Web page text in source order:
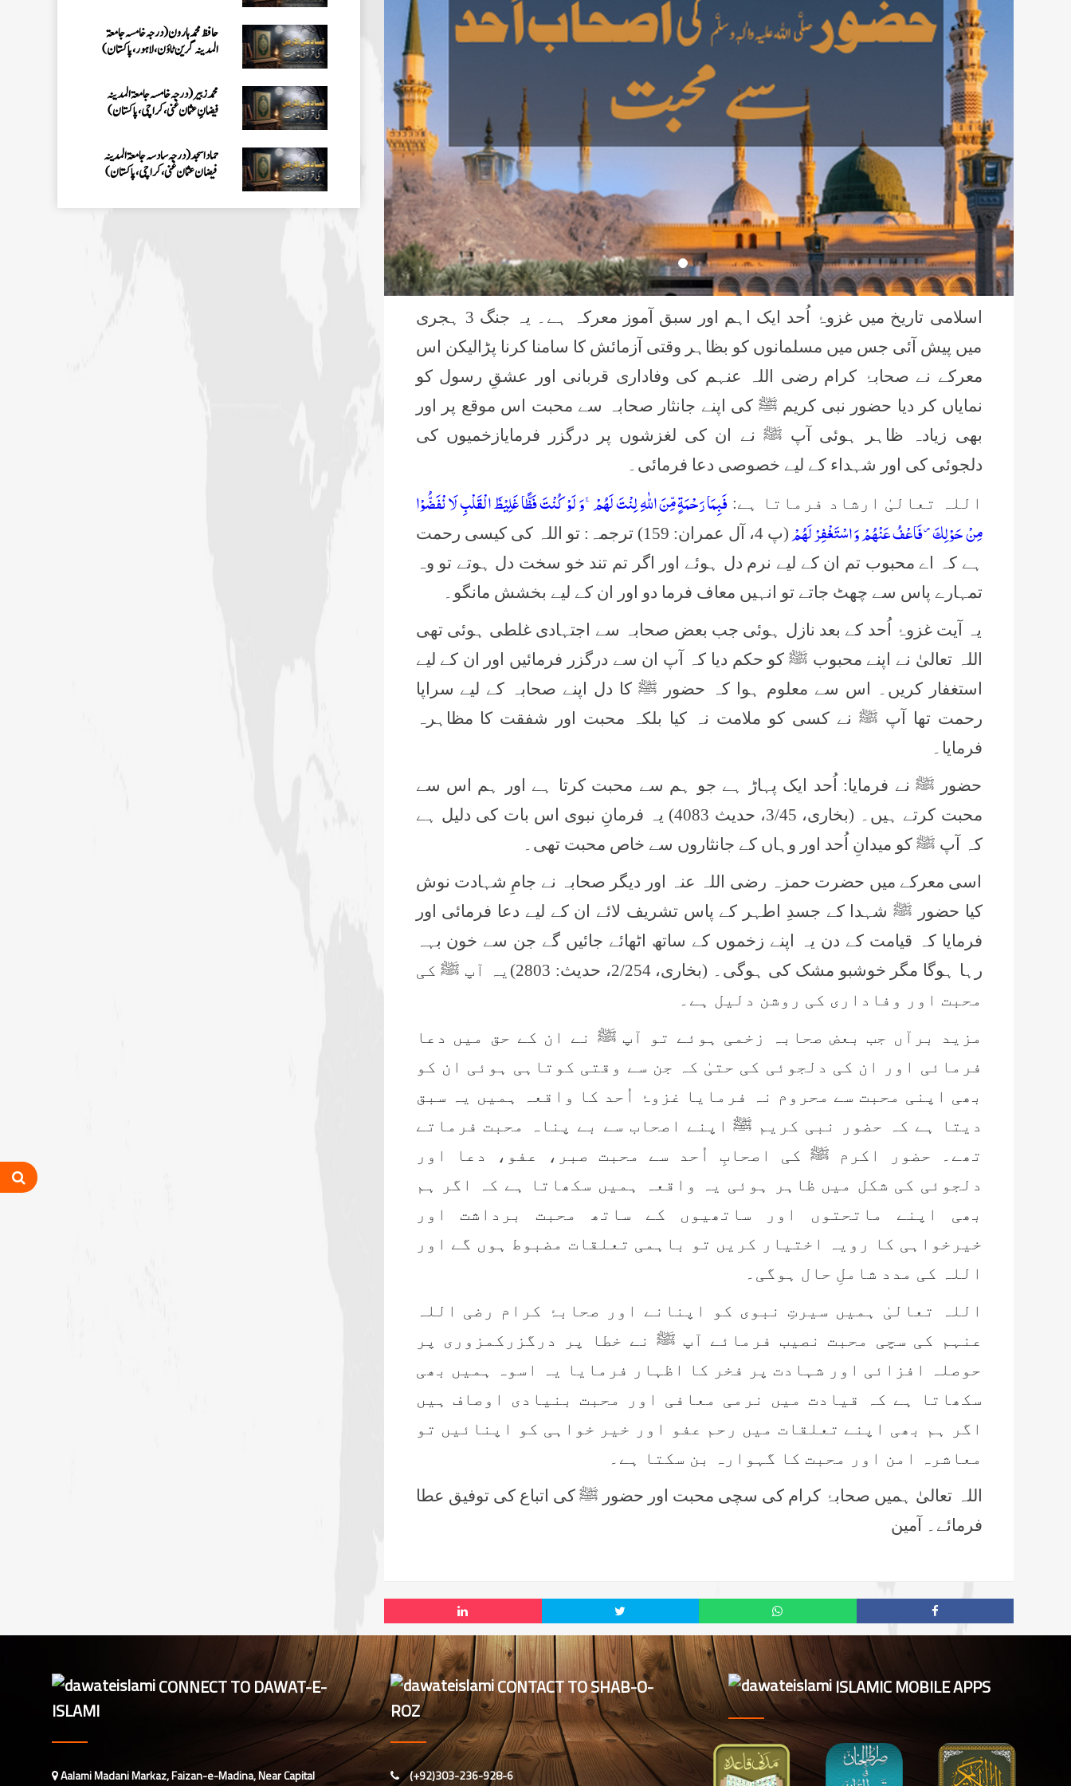
اسلامی تاریخ میں غزوۂ اُحد ایک اہم اور سبق آموز معرکہ ہے۔ یہ جنگ 3 ہجری
میں پیش آئی جس میں مسلمانوں کو بظاہر وقتی آزمائش کا سامنا کرنا پڑالیکن اس
معرکے نے صحابۂ کرام رضی اللہ عنہم کی وفاداری قربانی اور عشقِ رسول کو
نمایاں کر دیا حضور نبی کریم ﷺ کی اپنے جانثار صحابہ سے محبت اس موقع پر اور
بھی زیادہ ظاہر ہوئی آپ ﷺ نے ان کی لغزشوں پر درگزر فرمایازخمیوں کی
دلجوئی کی اور شہداء کے لیے خصوصی دعا فرمائی۔
اللہ تعالیٰ ارشاد فرماتا ہے: فَبِمَا رَحْمَةٍ مِّنَ اللّٰهِ لِنْتَ لَهُمْۚ-وَ لَوْ كُنْتَ فَظًّا غَلِیْظَ الْقَلْبِ لَا نْفَضُّوْا
مِنْ حَوْلِكَ۪- فَاعْفُ عَنْهُمْ وَ اسْتَغْفِرْ لَهُمْ
(پ 4، آل عمران: 159) ترجمہ: تو اللہ کی کیسی رحمت
ہے کہ اے محبوب تم ان کے لیے نرم دل ہوئے اور اگر تم تند خو سخت دل ہوتے تو وہ
تمہارے پاس سے چھٹ جاتے تو انہیں معاف فرما دو اور ان کے لیے بخشش مانگو۔
یہ آیت غزوۂ اُحد کے بعد نازل ہوئی جب بعض صحابہ سے اجتہادی غلطی ہوئی تھی
اللہ تعالیٰ نے اپنے محبوب ﷺ کو حکم دیا کہ آپ ان سے درگزر فرمائیں اور ان کے لیے
استغفار کریں۔ اس سے معلوم ہوا کہ حضور ﷺ کا دل اپنے صحابہ کے لیے سراپا
رحمت تھا آپ ﷺ نے کسی کو ملامت نہ کیا بلکہ محبت اور شفقت کا مظاہرہ
فرمایا۔
حضور ﷺ نے فرمایا: اُحد ایک پہاڑ ہے جو ہم سے محبت کرتا ہے اور ہم اس سے
محبت کرتے ہیں۔ (بخاری، 3/45، حدیث 4083) یہ فرمانِ نبوی اس بات کی دلیل ہے
کہ آپ ﷺ کو میدانِ اُحد اور وہاں کے جانثاروں سے خاص محبت تھی۔
اسی معرکے میں حضرت حمزہ رضی اللہ عنہ اور دیگر صحابہ نے جامِ شہادت نوش
کیا حضور ﷺ شہدا کے جسدِ اطہر کے پاس تشریف لائے ان کے لیے دعا فرمائی اور
فرمایا کہ قیامت کے دن یہ اپنے زخموں کے ساتھ اٹھائے جائیں گے جن سے خون بہہ
رہا ہوگا مگر خوشبو مشک کی ہوگی۔ (بخاری، 2/254، حدیث: 2803)یہ آپ ﷺ کی
محبت اور وفاداری کی روشن دلیل ہے۔
مزید برآں جب بعض صحابہ زخمی ہوئے تو آپ ﷺ نے ان کے حق میں دعا
فرمائی اور ان کی دلجوئی کی حتیٰ کہ جن سے وقتی کوتاہی ہوئی ان کو
بھی اپنی محبت سے محروم نہ فرمایا غزوۂ اُحد کا واقعہ ہمیں یہ سبق
دیتا ہے کہ حضور نبی کریم ﷺ اپنے اصحاب سے بے پناہ محبت فرماتے
تھے۔ حضور اکرم ﷺ کی اصحابِ اُحد سے محبت صبر، عفو، دعا اور
دلجوئی کی شکل میں ظاہر ہوئی یہ واقعہ ہمیں سکھاتا ہے کہ اگر ہم
بھی اپنے ماتحتوں اور ساتھیوں کے ساتھ محبت برداشت اور
خیرخواہی کا رویہ اختیار کریں تو باہمی تعلقات مضبوط ہوں گے اور
اللہ کی مدد شاملِ حال ہوگی۔
اللہ تعالیٰ ہمیں سیرتِ نبوی کو اپنانے اور صحابۂ کرام رضی اللہ
عنہم کی سچی محبت نصیب فرمائے آپ ﷺ نے خطا پر درگزرکمزوری پر
حوصلہ افزائی اور شہادت پر فخر کا اظہار فرمایا یہ اسوہ ہمیں بھی
سکھاتا ہے کہ قیادت میں نرمی معافی اور محبت بنیادی اوصاف ہیں
اگر ہم بھی اپنے تعلقات میں رحم عفو اور خیر خواہی کو اپنائیں تو
معاشرہ امن اور محبت کا گہوارہ بن سکتا ہے۔
اللہ تعالیٰ ہمیں صحابۂ کرام کی سچی محبت اور حضور ﷺ کی اتباع کی توفیق عطا
فرمائے۔ آمین
حافظ محمد ہارون (درجہ خامسہ جامعۃ
المدینہ گرین ٹاؤن ،لاہور،پاکستا ن)
محمد زبیر (درجہ خامسہ جامعۃ المدینہ
فیضانِ عثمان غنی ،کراچی،پاکستان)
حماد اسجد(درجہ سادسہ جامعۃ المدينہ
فيضان عثمان غنى، کراچی،پاکستان)
CONNECT TO DAWAT-E-
ISLAMI
Aalami Madani Markaz, Faizan-e-Madina, Near Capital
CONTACT TO SHAB-O-
ROZ
(+92)303-236-928-6
ISLAMIC MOBILE APPS